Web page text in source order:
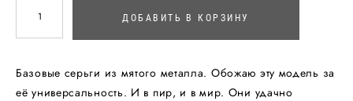
ДОБАВИТЬ В КОРЗИНУ
Базовые серьги из мятого металла. Обожаю эту модель за
её универсальность. И в пир, и в мир. Они удачно